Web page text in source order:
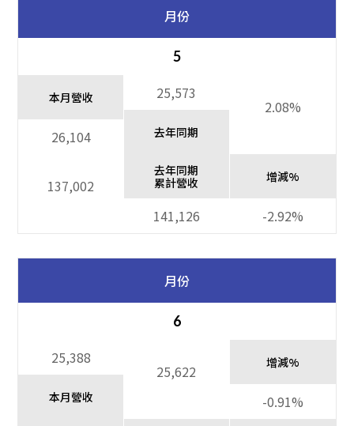
月份
5
本月營收
26,104
25,573
去年同期
2.08%
137,002
去年同期
累計營收
141,126
增減%
-2.92%
月份
6
25,388
本月營收
25,622 增減%
-0.91%